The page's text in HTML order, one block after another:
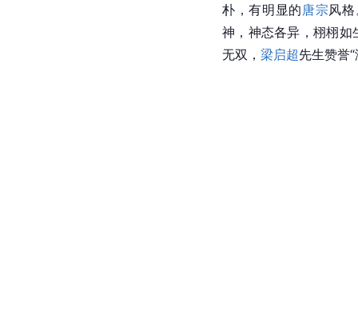
朴，有明显的 唐宗风
神，神态各异，栩栩如
无双， 梁启超先生赞誉